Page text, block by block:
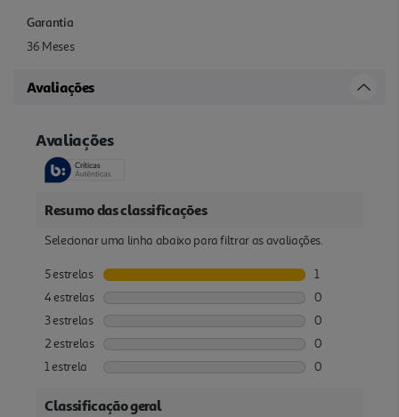
Garantia
36 Meses
Avaliações